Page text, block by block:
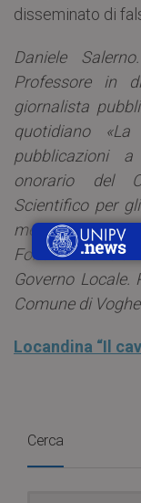
disseminato di
Daniele
Professore in
giornalista
quotidiano
pubblicazioni
onorario del
Scientifico per
medievale;
Fondazione
Governo Locale.
Comune di
Locandina “Il
Cerca